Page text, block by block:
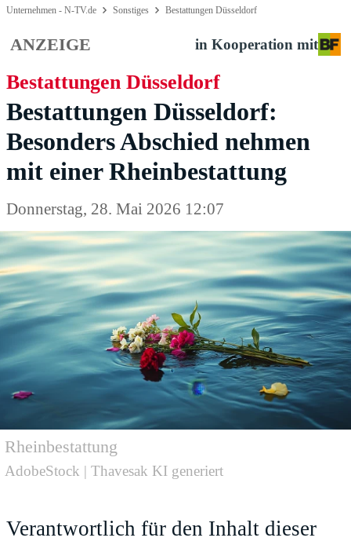
Unternehmen - N-TV.de Sonstiges Bestattungen Düsseldorf
ANZEIGE in Kooperation mit
Bestattungen Düsseldorf
Bestattungen Düsseldorf:
Besonders Abschied nehmen
mit einer Rheinbestattung
Rheinbestattung
AdobeStock | Thavesak KI generiert
Verantwortlich für den Inhalt dieser
Donnerstag, 28. Mai 2026 12:07